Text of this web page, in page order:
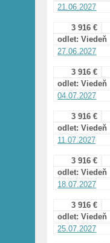
21.06.2027
3 916 €
odlet: Viedeň
27.06.2027
3 916 €
odlet: Viedeň
04.07.2027
3 916 €
odlet: Viedeň
11.07.2027
3 916 €
odlet: Viedeň
18.07.2027
3 916 €
odlet: Viedeň
25.07.2027